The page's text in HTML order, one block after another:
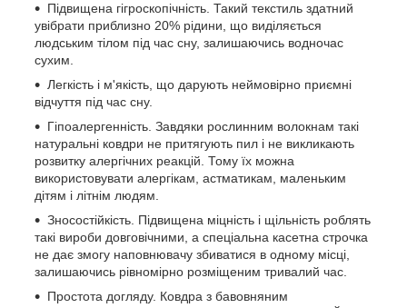
Підвищена гігроскопічність. Такий текстиль здатний
увібрати приблизно 20% рідини, що виділяється
людським тілом під час сну, залишаючись водночас
сухим.
Легкість і м'якість, що дарують неймовірно приємні
відчуття під час сну.
Гіпоалергенність. Завдяки рослинним волокнам такі
натуральні ковдри не притягують пил і не викликають
розвитку алергічних реакцій. Тому їх можна
використовувати алергікам, астматикам, маленьким
дітям і літнім людям.
Зносостійкість. Підвищена міцність і щільність роблять
такі вироби довговічними, а спеціальна касетна строчка
не дає змогу наповнювачу збиватися в одному місці,
залишаючись рівномірно розміщеним тривалий час.
Простота догляду. Ковдра з бавовняним